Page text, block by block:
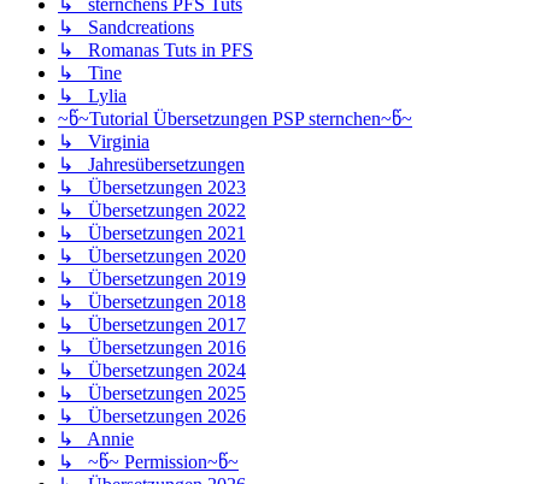
↳ Sandcreations
↳ Romanas Tuts in PFS
↳ Tine
↳ Lylia
~წ~Tutorial Übersetzungen PSP sternchen~წ~
↳ Virginia
↳ Jahresübersetzungen
↳ Übersetzungen 2023
↳ Übersetzungen 2022
↳ Übersetzungen 2021
↳ Übersetzungen 2020
↳ Übersetzungen 2019
↳ Übersetzungen 2018
↳ Übersetzungen 2017
↳ Übersetzungen 2016
↳ Übersetzungen 2024
↳ Übersetzungen 2025
↳ Übersetzungen 2026
↳ Annie
↳ ~წ~ Permission~წ~